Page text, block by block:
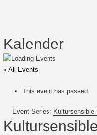
Kalender
« All Events
This event has passed.
Event Series: Kultursensible